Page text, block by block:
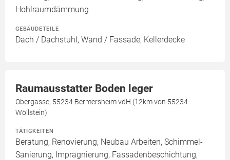
Hohlraumdämmung
GEBÄUDETEILE
Dach / Dachstuhl, Wand / Fassade, Kellerdecke
Raumausstatter Boden leger
Obergasse, 55234 Bermersheim vdH (12km von 55234
Wöllstein)
TÄTIGKEITEN
Beratung, Renovierung, Neubau Arbeiten, Schimmel-
Sanierung, Imprägnierung, Fassadenbeschichtung,